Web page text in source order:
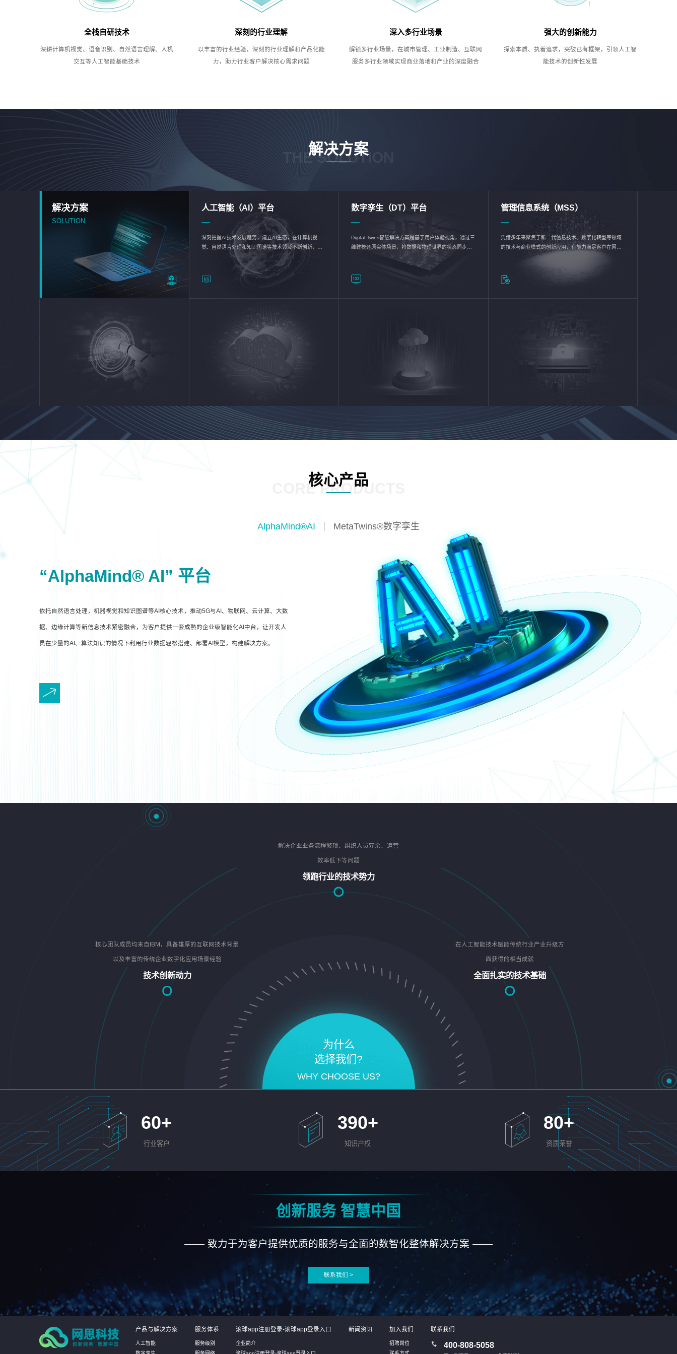
全栈自研技术
深耕计算机视觉、语音识别、自然语言理解、人机
交互等人工智能基础技术
深刻的行业理解
以丰富的行业经验，深刻的行业理解和产品化能
力，助力行业客户解决核心需求问题
深入多行业场景
解锁多行业场景，在城市管理、工业制造、互联网
服务多行业领域实现商业落地和产业的深度融合
强大的创新能力
探索本质、执着追求，突破已有框架，引领人工智
能技术的创新性发展
解决方案
THE SOLUTION
解决方案
SOLUTION
人工智能（AI）平台
深刻把握AI技术发展趋势，建立AI生态，在计算机视
觉、自然语言处理和知识图谱等技术领域不断创新，持
续优化企业数智化转型加速器—AlphaMind®AI能力开放
数字孪生（DT）平台
Digital Twins智慧解决方案是基于用户体验视角，通过三
维建模还原实体场景，将数据和物理世界的状态同步呈
现，使用户对关键数据有更直观的感受，推动各行业完
成智能化转型，实现新旧动能的转换
管理信息系统（MSS）
凭借多年来聚焦于新一代信息技术、数字化转型等领域
的技术与商业模式的创新应用，有能力满足客户在网络
优化、运营维护和信息安全防护等方面的需求，为客户
核心产品
CORE PRODUCTS
AlphaMind®AI MetaTwins®数字孪生
“AlphaMind® AI” 平台
依托自然语言处理，机器视觉和知识图谱等AI核心技术，推动5G与AI、物联网、云计算、大数
据、边缘计算等新信息技术紧密融合，为客户提供一套成熟的企业级智能化AI中台，让开发人
员在少量的AI、算法知识的情况下利用行业数据轻松搭建、部署AI模型，构建解决方案。
为什么
选择我们?
WHY CHOOSE US?
核心团队成员均来自IBM，具备雄厚的互联网技术背景
以及丰富的传统企业数字化应用场景经验
技术创新动力
解决企业业务流程繁琐、组织人员冗余、运营
效率低下等问题
领跑行业的技术势力
在人工智能技术赋能传统行业产业升级方
面获得的相当成就
全面扎实的技术基础
60+
行业客户
390+
知识产权
80+
资质荣誉
创新服务 智慧中国
—— 致力于为客户提供优质的服务与全面的数智化整体解决方案 ——
联系我们 >
产品与解决方案
人工智能
服务体系
服务级别
滚球app注册登录-滚球app登录入口
企业简介
新闻资讯 加入我们
招聘岗位
联系我们
400-808-5058